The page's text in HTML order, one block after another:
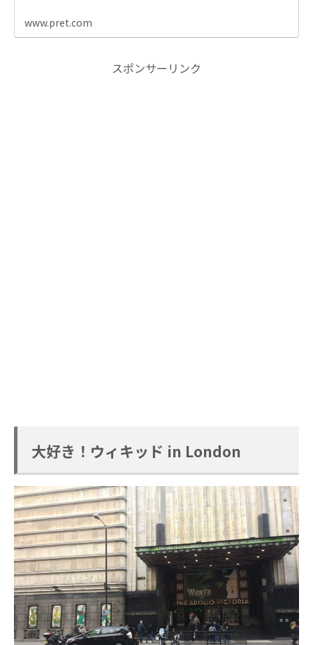
www.pret.com
スポンサーリンク
大好き！ウィキッド in London